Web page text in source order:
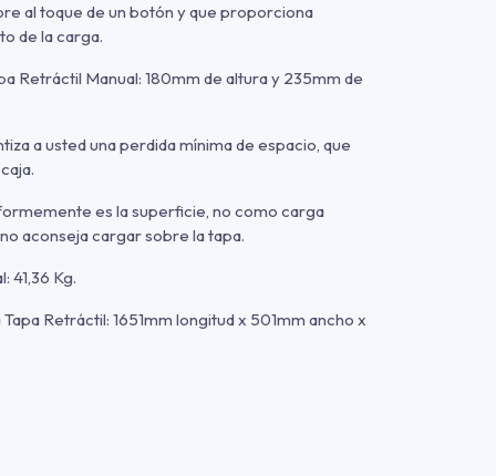
al toque de un botón y que proporciona
de la carga.
Retráctil Manual: 180mm de altura y 235mm de
a usted una perdida mínima de espacio, que
es la superficie, no como carga
aconseja cargar sobre la tapa.
41,36 Kg.
Retráctil: 1651mm longitud x 501mm ancho x